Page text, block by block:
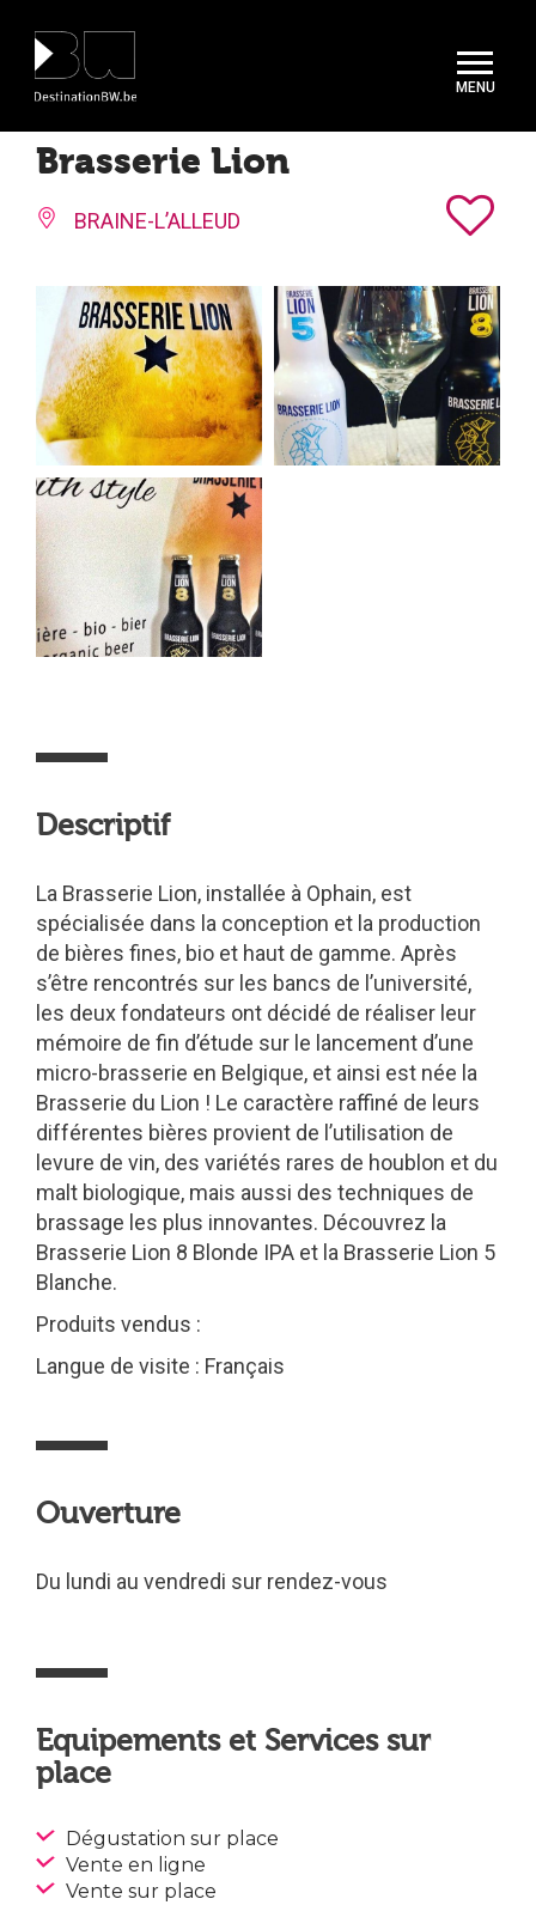
Brasserie Lion
BRAINE-L’ALLEUD
Descriptif
La Brasserie Lion, installée à Ophain, est
spécialisée dans la conception et la production
de bières fines, bio et haut de gamme. Après
s’être rencontrés sur les bancs de l’université,
les deux fondateurs ont décidé de réaliser leur
mémoire de fin d’étude sur le lancement d’une
micro-brasserie en Belgique, et ainsi est née la
Brasserie du Lion ! Le caractère raffiné de leurs
différentes bières provient de l’utilisation de
levure de vin, des variétés rares de houblon et du
malt biologique, mais aussi des techniques de
brassage les plus innovantes. Découvrez la
Brasserie Lion 8 Blonde IPA et la Brasserie Lion 5
Blanche.
Produits vendus :
Langue de visite : Français
Ouverture
Du lundi au vendredi sur rendez-vous
Equipements et Services sur
place
Dégustation sur place
Vente en ligne
Vente sur place